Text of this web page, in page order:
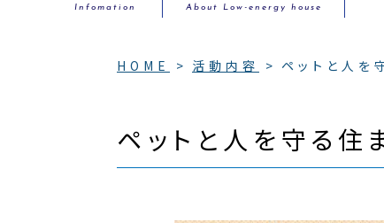
Infomation About Low-energy house
HOME 活動内容 ペットと人を
ペットと人を守る住